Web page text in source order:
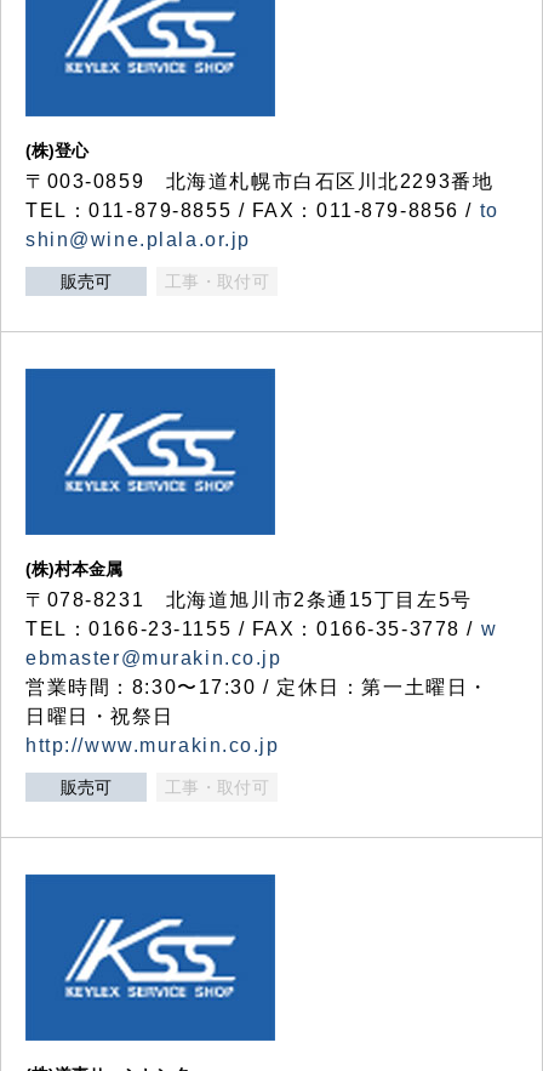
(株)登心
〒003-0859 北海道札幌市白石区川北2293番地
TEL：011-879-8855 / FAX：011-879-8856 / to
shin@wine.plala.or.jp
販売可 工事・取付可
(株)村本金属
〒078-8231 北海道旭川市2条通15丁目左5号
TEL：0166-23-1155 / FAX：0166-35-3778 / w
ebmaster@murakin.co.jp
営業時間：8:30〜17:30 / 定休日：第一土曜日・
日曜日・祝祭日
http://www.murakin.co.jp
販売可 工事・取付可